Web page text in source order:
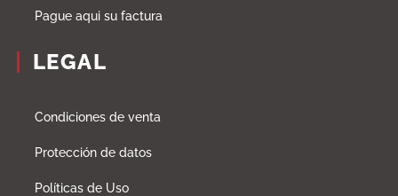
Pague aqui su factura
LEGAL
Condiciones de venta
Protección de datos
Políticas de Uso